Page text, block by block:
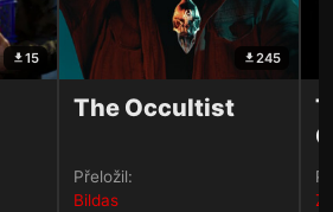
15 245
The Occultist
Přeložil:
Bildas